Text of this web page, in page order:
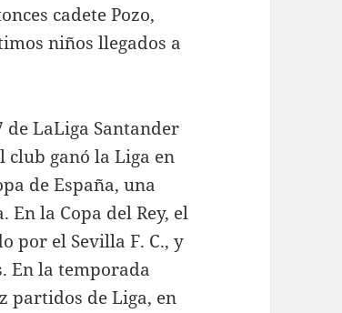
cadete Pozo,
niños llegados a
LaLiga Santander
club ganó la Liga en
de España, una
En la Copa del Rey, el
por el Sevilla F. C., y
En la temporada
partidos de Liga, en